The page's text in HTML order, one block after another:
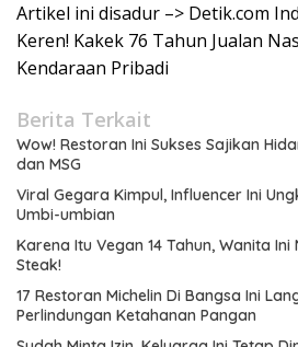
Artikel ini disadur –> Detik.com
Keren! Kakek 76 Tahun Jualan
Kendaraan Pribadi
Berita Terkait
Wow! Restoran Ini Sukses Sajikan
dan MSG
Viral Gegara Kimpul, Influencer Ini
Umbi-umbian
Karena Itu Vegan 14 Tahun, Wanita
Steak!
17 Restoran Michelin Di Bangsa Ini
Perlindungan Ketahanan Pangan